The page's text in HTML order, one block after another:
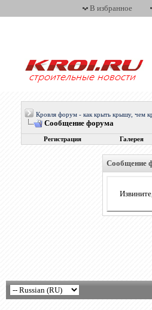
В избранное
Кровля форум - как крыть крышу, чем
Сообщение форума
Регистрация Галерея
Сообщение